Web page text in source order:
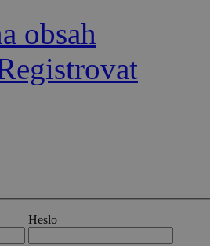
obsah
Heslo